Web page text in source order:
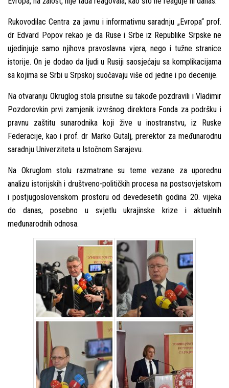
Rukovodilac Centra za javnu i informativnu saradnju „Evropa“ prof.
dr Edvard Popov rekao je da Ruse i Srbe iz Republike Srpske ne
ujedinjuje samo njihova pravoslavna vjera, nego i tužne stranice
istorije. On je dodao da lјudi u Rusiji saosjećaju sa komplikacijama
sa kojima se Srbi u Srpskoj suočavaju više od jedne i po decenije.
Na otvaranju Okruglog stola prisutne su takođe pozdravili i Vladimir
Pozdorovkin prvi zamjenik izvršnog direktora Fonda za podršku i
pravnu zaštitu sunarodnika koji žive u inostranstvu, iz Ruske
Federacije, kao i prof. dr Marko Gutalј, prerektor za međunarodnu
saradnju Univerziteta u Istočnom Sarajevu.
Na Okruglom stolu razmatrane su teme vezane za uporednu
analizu istorijskih i društveno-političkih procesa na postsovjetskom
i postjugoslovenskom prostoru od devedesetih godina 20. vijeka
do danas, posebno u svjetlu ukrajinske krize i aktuelnih
međunarodnih odnosa.